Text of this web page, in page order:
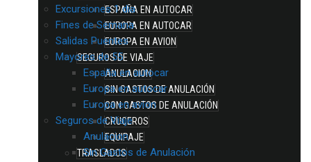
ESPAÑA EN AUTOCAR
EUROPA EN AUTOCAR
EUROPA EN AVION
SEGUROS DE VIAJE
ANULACION
SIN GASTOS DE ANULACIÓN
CON GASTOS DE ANULACIÓN
CRUCEROS
EQUIPAJE
TRASLADOS
Excursiones 1 dia
Fines de Semana
Salidas Puentes
Mayores de 55
España en autocar
Europa en autocar
Europa en avion
Seguros de Viaje
Anulacion
Sin Gastos de Anulación